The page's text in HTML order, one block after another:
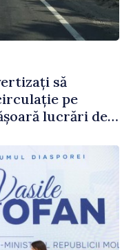
să
pe
lucrări de